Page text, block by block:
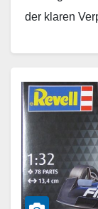
der klaren